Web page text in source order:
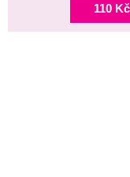
110 Kč